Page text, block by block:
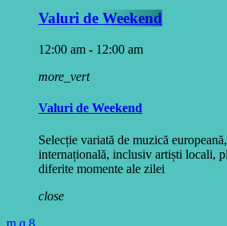
Valuri de Weekend
12:00 am - 12:00 am
more_vert
Valuri de Weekend
Selecție variată de muzică
internațională, inclusiv artiști locali,
diferite momente ale zilei
close